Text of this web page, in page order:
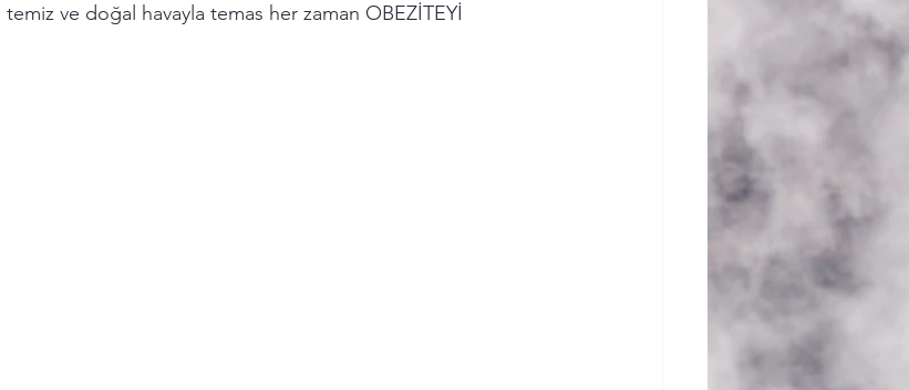
ve doğal havayla temas her zaman OBEZİTEYİ